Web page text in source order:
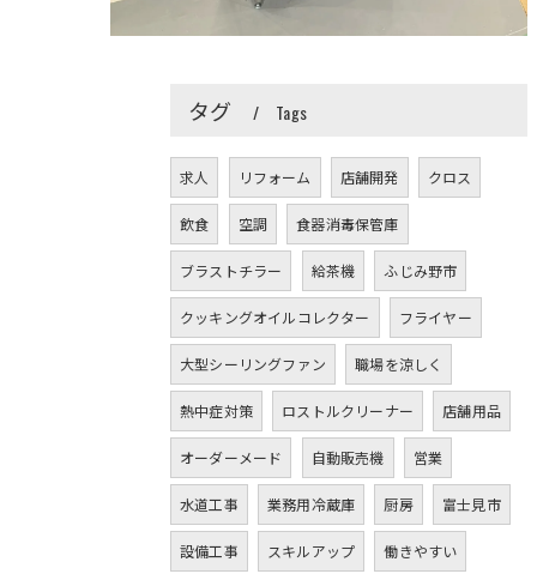
タグ Tags
求人 リフォーム 店舗開発 クロス
飲食 空調 食器消毒保管庫
ブラストチラー 給茶機 ふじみ野市
クッキングオイルコレクター フライヤー
大型シーリングファン 職場を涼しく
熱中症対策 ロストルクリーナー 店舗用品
オーダーメード 自動販売機 営業
水道工事 業務用冷蔵庫 厨房 富士見市
設備工事 スキルアップ 働きやすい